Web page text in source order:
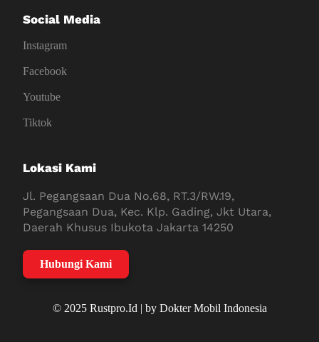
Social Media
Instagram
Facebook
Youtube
Tiktok
Lokasi Kami
Jl. Pegangsaan Dua No.68, RT.3/RW.19,
Pegangsaan Dua, Kec. Klp. Gading, Jkt Utara,
Daerah Khusus Ibukota Jakarta 14250
Hubungi Kami
© 2025 Rustpro.Id | by Dokter Mobil Indonesia